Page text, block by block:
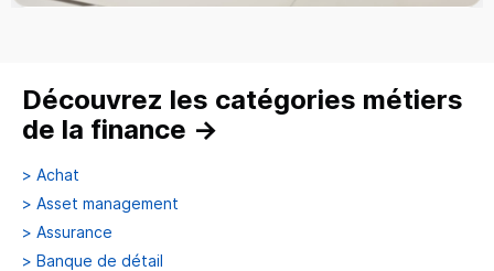
Découvrez les catégories métiers
de la finance →
> Achat
> Asset management
> Assurance
> Banque de détail